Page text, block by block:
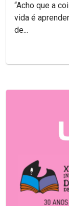
“Acho que a
vida é
de...